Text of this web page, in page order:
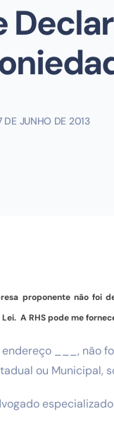
DE JUNHO DE 2013
proponente não foi
A RHS pode me
___, não
ou Municipal,